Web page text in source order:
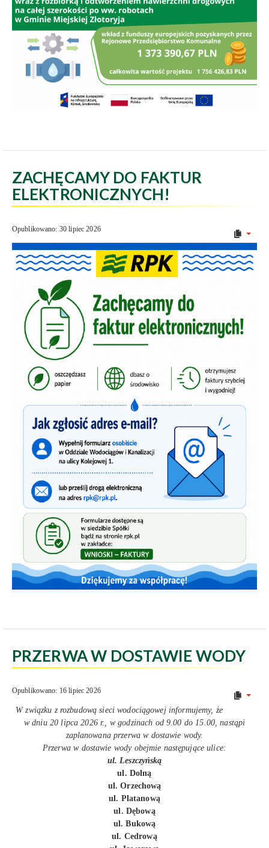
ZACHĘCAMY DO FAKTUR
ELEKTRONICZNYCH!
Opublikowano: 30 lipiec 2026
PRZERWA W DOSTAWIE WODY
Opublikowano: 16 lipiec 2026
W związku z rozbudową sieci wodociągowej informujemy, że
w dniu 20 lipca 2026 r., w godzinach od 9.00 do 15.00, nastąpi
zaplanowana przerwa w dostawie wody.
Przerwa w dostawie wody obejmie następujące ulice:
ul. Leszczyńską
ul. Dolną
ul. Orzechową
ul. Platanową
ul. Dębową
ul. Bukową
ul. Cedrową